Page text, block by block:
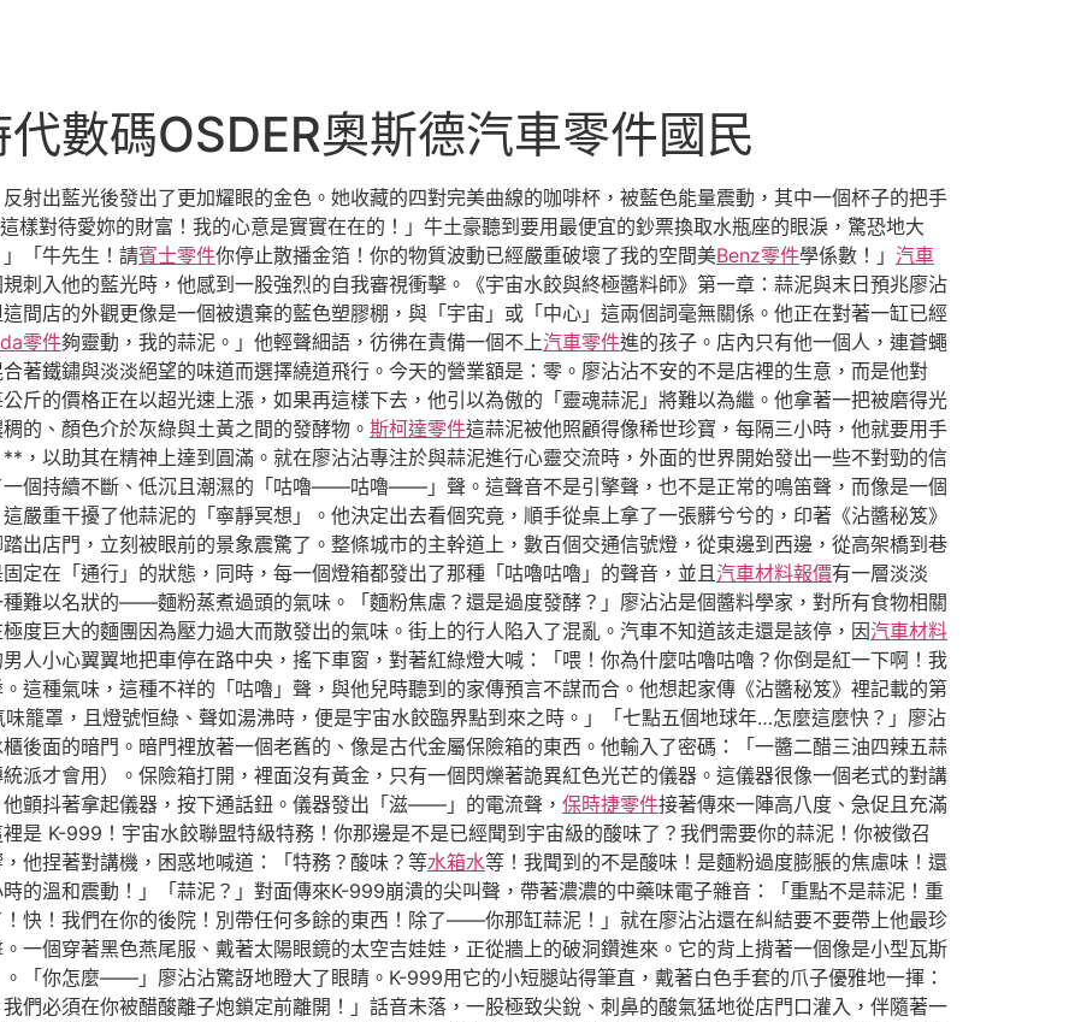
數碼OSDER奧斯德汽車零件國民
射出藍光後發出了更加耀眼的金色。她收藏的四對完美曲線的咖啡杯，被藍色能量震動，其中一個杯子的把手
樣對待愛妳的財富！我的心意是實實在在的！」牛土豪聽到要用最便宜的鈔票換取水瓶座的眼淚，驚恐地大
「牛先生！請賓士零件你停止散播金箔！你的物質波動已經嚴重破壞了我的空間美Benz零件學係數！」 汽車
刺入他的藍光時，他感到一股強烈的自我審視衝擊。《宇宙水餃與終極醬料師》第一章：蒜泥與末日預兆廖沾
間店的外觀更像是一個被遺棄的藍色塑膠棚，與「宇宙」或「中心」這兩個詞毫無關係。他正在對著一缸已經
零件夠靈動，我的蒜泥。」他輕聲細語，彷彿在責備一個不上汽車零件進的孩子。店內只有他一個人，連蒼蠅
著鐵鏽與淡淡絕望的味道而選擇繞道飛行。今天的營業額是：零。廖沾沾不安的不是店裡的生意，而是他對
斤的價格正在以超光速上漲，如果再這樣下去，他引以為傲的「靈魂蒜泥」將難以為繼。他拿著一把被磨得光
的、顏色介於灰綠與土黃之間的發酵物。 斯柯達零件這蒜泥被他照顧得像稀世珍寶，每隔三小時，他就要用手
，以助其在精神上達到圓滿。就在廖沾沾專注於與蒜泥進行心靈交流時，外面的世界開始發出一些不對勁的信
個持續不斷、低沉且潮濕的「咕嚕——咕嚕——」聲。這聲音不是引擎聲，也不是正常的鳴笛聲，而像是一個
嚴重干擾了他蒜泥的「寧靜冥想」。他決定出去看個究竟，順手從桌上拿了一張髒兮兮的，印著《沾醬秘笈》
出店門，立刻被眼前的景象震驚了。整條城市的主幹道上，數百個交通信號燈，從東邊到西邊，從高架橋到巷
定在「通行」的狀態，同時，每一個燈箱都發出了那種「咕嚕咕嚕」的聲音，並且汽車材料報價有一層淡淡
難以名狀的——麵粉蒸煮過頭的氣味。「麵粉焦慮？還是過度發酵？」廖沾沾是個醬料學家，對所有食物相關
度巨大的麵團因為壓力過大而散發出的氣味。街上的行人陷入了混亂。汽車不知道該走還是該停，因汽車材料
人小心翼翼地把車停在路中央，搖下車窗，對著紅綠燈大喊：「喂！你為什麼咕嚕咕嚕？你倒是紅一下啊！我
這種氣味，這種不祥的「咕嚕」聲，與他兒時聽到的家傳預言不謀而合。他想起家傳《沾醬秘笈》裡記載的第
味籠罩，且燈號恒綠、聲如湯沸時，便是宇宙水餃臨界點到來之時。」「七點五個地球年…怎麼這麼快？」廖沾
後面的暗門。暗門裡放著一個老舊的、像是古代金屬保險箱的東西。他輸入了密碼：「一醬二醋三油四辣五蒜
派才會用）。保險箱打開，裡面沒有黃金，只有一個閃爍著詭異紅色光芒的儀器。這儀器很像一個老式的對講
顫抖著拿起儀器，按下通話鈕。儀器發出「滋——」的電流聲， 保時捷零件接著傳來一陣高八度、急促且充滿
是 K-999！宇宙水餃聯盟特級特務！你那邊是不是已經聞到宇宙級的酸味了？我們需要你的蒜泥！你被徵召
他捏著對講機，困惑地喊道：「特務？酸味？等水箱水等！我聞到的不是酸味！是麵粉過度膨脹的焦慮味！還
的溫和震動！」「蒜泥？」對面傳來K-999崩潰的尖叫聲，帶著濃濃的中藥味電子雜音：「重點不是蒜泥！重
快！我們在你的後院！別帶任何多餘的東西！除了——你那缸蒜泥！」就在廖沾沾還在糾結要不要帶上他最珍
一個穿著黑色燕尾服、戴著太陽眼鏡的太空吉娃娃，正從牆上的破洞鑽進來。它的背上揹著一個像是小型瓦斯
「你怎麼——」廖沾沾驚訝地瞪大了眼睛。K-999用它的小短腿站得筆直，戴著白色手套的爪子優雅地一揮：
們必須在你被醋酸離子炮鎖定前離開！」話音未落，一股極致尖銳、刺鼻的酸氣猛地從店門口灌入，伴隨著一